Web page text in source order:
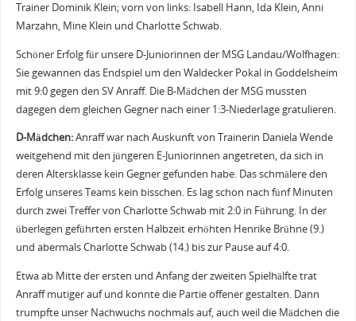
Trainer Dominik Klein; vorn von links: Isabell Hann, Ida Klein, Anni
Marzahn, Mine Klein und Charlotte Schwab.
Schöner Erfolg für unsere D-Juniorinnen der MSG Landau/Wolfhagen:
Sie gewannen das Endspiel um den Waldecker Pokal in Goddelsheim
mit 9:0 gegen den SV Anraff. Die B-Mädchen der MSG mussten
dagegen dem gleichen Gegner nach einer 1:3-Niederlage gratulieren.
D-Mädchen:Anraff war nach Auskunft von Trainerin Daniela Wende
weitgehend mit den jüngeren E-Juniorinnen angetreten, da sich in
deren Altersklasse kein Gegner gefunden habe. Das schmälere den
Erfolg unseres Teams kein bisschen. Es lag schon nach fünf Minuten
durch zwei Treffer von Charlotte Schwab mit 2:0 in Führung. In der
überlegen geführten ersten Halbzeit erhöhten Henrike Brühne (9.)
und abermals Charlotte Schwab (14.) bis zur Pause auf 4:0.
Etwa ab Mitte der ersten und Anfang der zweiten Spielhälfte trat
Anraff mutiger auf und konnte die Partie offener gestalten. Dann
trumpfte unser Nachwuchs nochmals auf, auch weil die Mädchen die